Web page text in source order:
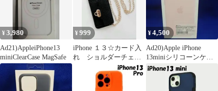
¥3,980
Ad21)AppleiPhone13
miniClearCase MagSafe
¥999
iPhone １３☆カード入
れ ショルダーチェー
ン レザー調ブラック
¥4,500
Ad20)Apple iPhone
13miniシリコーンケー
ス チョークピンク